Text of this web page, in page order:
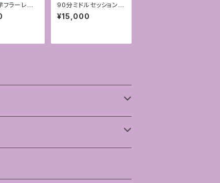
ラーレン
ーツ6mm
90分ミドルセッション☆
人生が好転する星読み
カウンセリング
¥15,000